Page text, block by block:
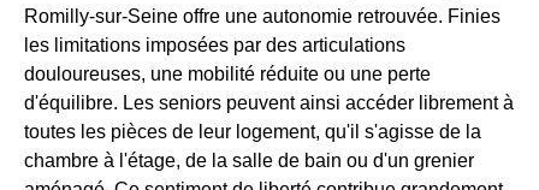
Romilly-sur-Seine offre une autonomie retrouvée. Finies
les limitations imposées par des articulations
douloureuses, une mobilité réduite ou une perte
d'équilibre. Les seniors peuvent ainsi accéder librement à
toutes les pièces de leur logement, qu'il s'agisse de la
chambre à l'étage, de la salle de bain ou d'un grenier